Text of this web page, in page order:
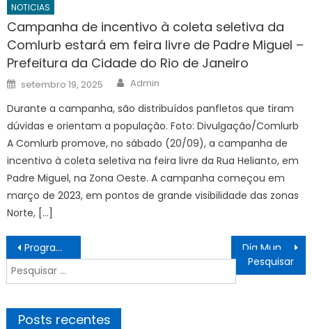
NOTICIAS
Campanha de incentivo à coleta seletiva da
Comlurb estará em feira livre de Padre Miguel –
Prefeitura da Cidade do Rio de Janeiro
Posted
on
setembro 19, 2025 Author
Admin
Durante a campanha, são distribuídos panfletos que tiram
dúvidas e orientam a população. Foto: Divulgação/Comlurb
A Comlurb promove, no sábado (20/09), a campanha de
incentivo à coleta seletiva na feira livre da Rua Helianto, em
Padre Miguel, na Zona Oeste. A campanha começou em
março de 2023, em pontos de grande visibilidade das zonas
Norte, […]
Navegação
de
Post
Programa “HumanizAção Inverno” acolhe 24 pessoas em situação de rua neste sábado (30) – Agência de Notícias
Pesquisar
por:
Posts recentes